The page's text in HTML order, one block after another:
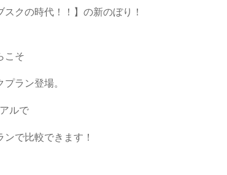
クの時代！！】の新のぼり！
こそ
ラン登場。
ルで
で比較できます！